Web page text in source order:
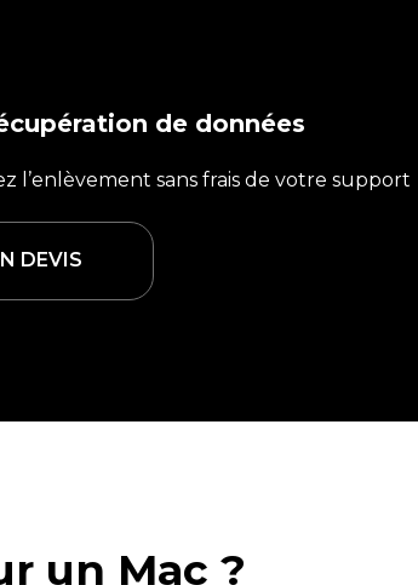
de données
l’enlèvement sans frais de votre support
DEVIS
un Mac ?